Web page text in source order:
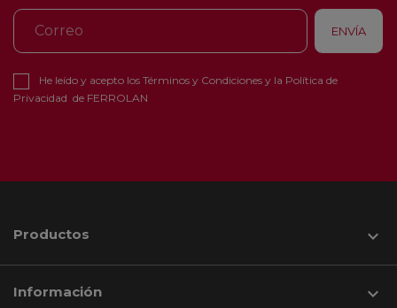
He leído y acepto los Términos y Condiciones y la Política de
Privacidad de FERROLAN
Productos 
Información 